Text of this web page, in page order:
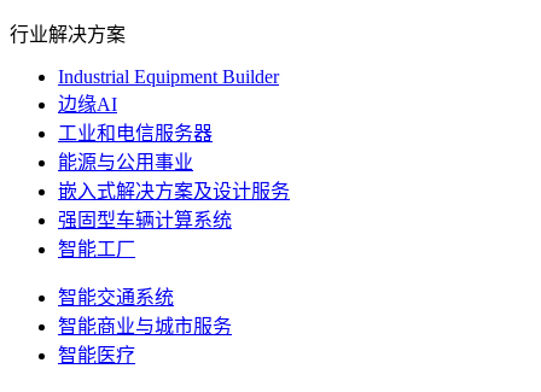
行业解决方案
Industrial Equipment Builder
边缘AI
工业和电信服务器
能源与公用事业
嵌入式解决方案及设计服务
强固型车辆计算系统
智能工厂
智能交通系统
智能商业与城市服务
智能医疗